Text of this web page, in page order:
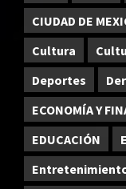
CIUDAD DE
Cultura
Deportes
ECONOMÍA Y
EDUCACIÓN